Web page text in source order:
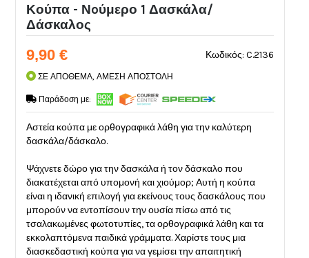
Κούπα - Νoύμερο 1 Δασκάλα/
Δάσκαλος
Κωδικός: C.2136
9,90 €
ΣΕ ΑΠΟΘΕΜΑ, ΑΜΕΣΗ ΑΠΟΣΤΟΛΗ
Παράδοση με:
Αστεία κούπα με ορθογραφικά λάθη για την καλύτερη
δασκάλα/δάσκαλο.
Ψάχνετε δώρο για την δασκάλα ή τον δάσκαλο που
διακατέχεται από υπομονή και χιούμορ; Αυτή η κούπα
είναι η ιδανική επιλογή για εκείνους τους δασκάλους που
μπορούν να εντοπίσουν την ουσία πίσω από τις
τσαλακωμένες φωτοτυπίες, τα ορθογραφικά λάθη και τα
εκκολαπτόμενα παιδικά γράμματα. Χαρίστε τους μια
διασκεδαστική κούπα για να γεμίσει την απαιτητική